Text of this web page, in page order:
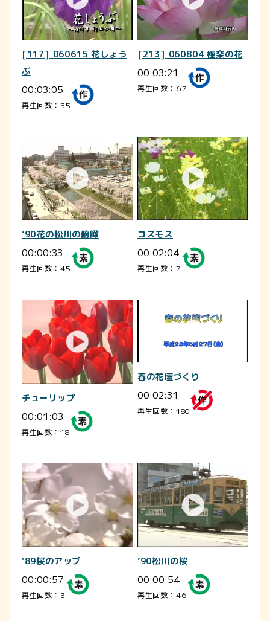
[117] 060615 花しょう
ぶ
00:03:05
再生回数：35
[213] 060804 極楽の花
00:03:21
再生回数：67
’90花の松川の俯瞰
00:00:33
再生回数：45
コスモス
00:02:04
再生回数：7
チューリップ
00:01:03
再生回数：18
春の花壇づくり
00:02:31
再生回数：180
’89桜のアップ
00:00:57
再生回数：3
’90松川の桜
00:00:54
再生回数：46